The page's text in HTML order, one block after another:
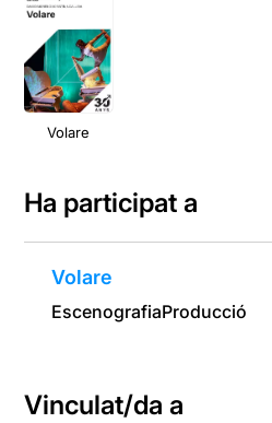
Volare
Ha participat a
Volare
EscenografiaProducció
Vinculat/da a